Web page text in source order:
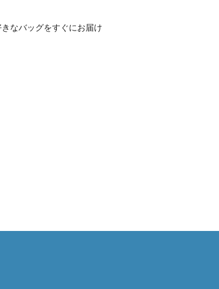
なバッグをすぐにお届け